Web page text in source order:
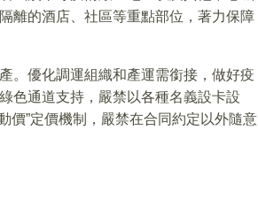
離的酒店、社區等重點部位，著力保障
。優化調運組織和產運需銜接，做好疫
色通道支持，嚴禁以各種名義設卡設
價”定價機制，嚴禁在合同約定以外隨意